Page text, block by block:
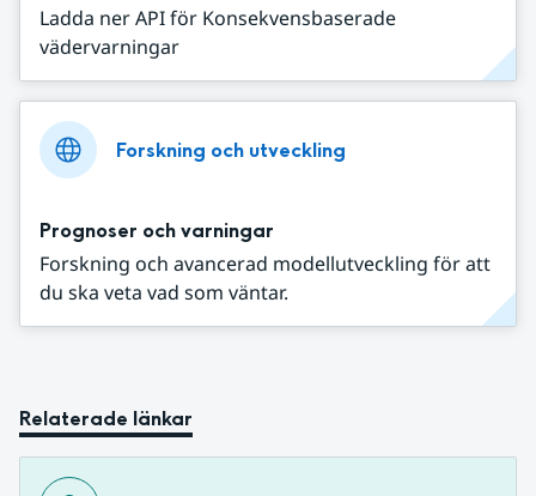
Ladda ner API för Konsekvensbaserade
vädervarningar
Forskning och utveckling
Prognoser och varningar
Forskning och avancerad modellutveckling för att
du ska veta vad som väntar.
Relaterade länkar